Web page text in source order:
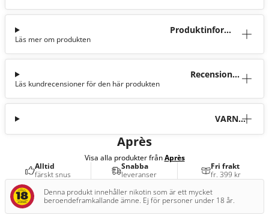
Produktinforma
Läs mer om produkten
Recensioner
Läs kundrecensioner för den här produkten
VARNI
Après
Visa alla produkter frånAprès
Alltid
färskt snus
Snabba
leveranser
Fri frakt
fr. 399 kr
Denna produkt innehåller nikotin som är ett mycket
beroendeframkallande ämne. Ej för personer under 18 år.